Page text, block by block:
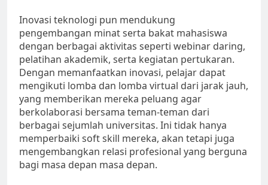
Inovasi teknologi pun mendukung
pengembangan minat serta bakat mahasiswa
dengan berbagai aktivitas seperti webinar daring,
pelatihan akademik, serta kegiatan pertukaran.
Dengan memanfaatkan inovasi, pelajar dapat
mengikuti lomba dan lomba virtual dari jarak jauh,
yang memberikan mereka peluang agar
berkolaborasi bersama teman-teman dari
berbagai sejumlah universitas. Ini tidak hanya
memperbaiki soft skill mereka, akan tetapi juga
mengembangkan relasi profesional yang berguna
bagi masa depan masa depan.